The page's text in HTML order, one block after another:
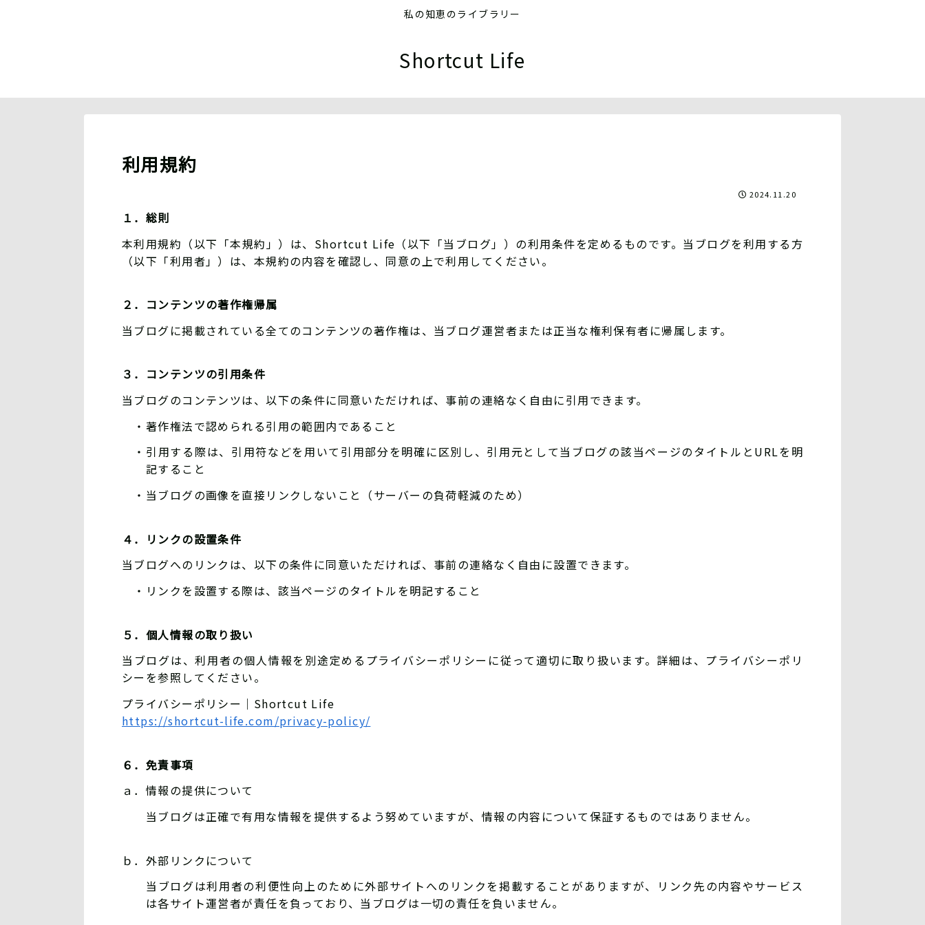
私の知恵のライブラリー
Shortcut Life
利用規約
2024.11.20
１．総則
本利用規約（以下「本規約」）は、Shortcut Life（以下「当ブログ」）の利用条件を定めるものです。当ブログを利用する方
（以下「利用者」）は、本規約の内容を確認し、同意の上で利用してください。
２．コンテンツの著作権帰属
当ブログに掲載されている全てのコンテンツの著作権は、当ブログ運営者または正当な権利保有者に帰属します。
３．コンテンツの引用条件
当ブログのコンテンツは、以下の条件に同意いただければ、事前の連絡なく自由に引用できます。
・著作権法で認められる引用の範囲内であること
・引用する際は、引用符などを用いて引用部分を明確に区別し、引用元として当ブログの該当ページのタイトルとURLを明
記すること
・当ブログの画像を直接リンクしないこと（サーバーの負荷軽減のため）
４．リンクの設置条件
当ブログへのリンクは、以下の条件に同意いただければ、事前の連絡なく自由に設置できます。
・リンクを設置する際は、該当ページのタイトルを明記すること
５．個人情報の取り扱い
当ブログは、利用者の個人情報を別途定めるプライバシーポリシーに従って適切に取り扱います。詳細は、プライバシーポリ
シーを参照してください。
プライバシーポリシー｜Shortcut Life
https://shortcut-life.com/privacy-policy/
６．免責事項
ａ．情報の提供について
当ブログは正確で有用な情報を提供するよう努めていますが、情報の内容について保証するものではありません。
ｂ．外部リンクについて
当ブログは利用者の利便性向上のために外部サイトへのリンクを掲載することがありますが、リンク先の内容やサービス
は各サイト運営者が責任を負っており、当ブログは一切の責任を負いません。